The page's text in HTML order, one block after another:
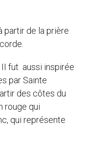
partir de la prière
fut aussi inspirée
par Sainte
des côtes du
rouge qui
qui représente